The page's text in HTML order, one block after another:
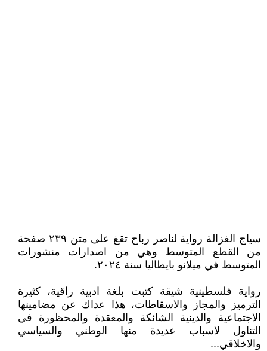
سياج الغزالة رواية لناصر رباح تقغ على متن ٢٣٩ صفحة
من القطع المتوسط وهي من اصدارات منشورات
المتوسط في ميلانو بايطاليا سنة ٢٠٢٤.
رواية فلسطينية شيقة كتبت بلغة ادبية راقية، كثيرة
الترميز والمجاز والاسقاطات، هذا عداك عن مضامينها
الاجتماعية والدينية الشائكة والمعقدة والمحظورة في
التناول لاسباب عديدة منها الوطني والسياسي
والاخلاقي...